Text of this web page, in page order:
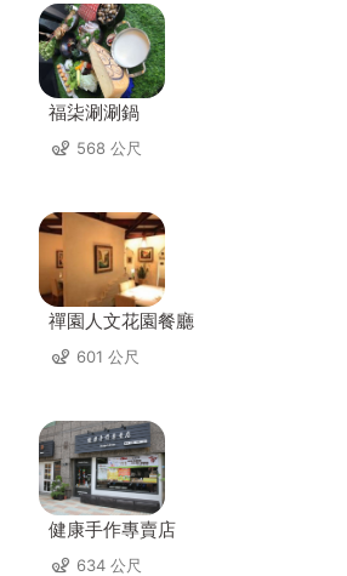
福柒涮涮鍋
568 公尺
禪園人文花園餐廳
601 公尺
健康手作專賣店
634 公尺